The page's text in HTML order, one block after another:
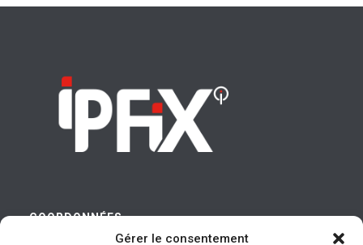
Gérer le consentement
COORDONNÉES